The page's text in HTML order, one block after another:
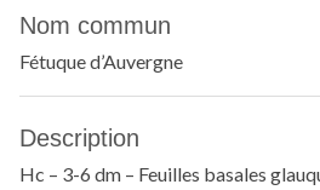
Nom commun
Fétuque d’Auvergne
Description
Hc – 3-6 dm – Feuilles basales